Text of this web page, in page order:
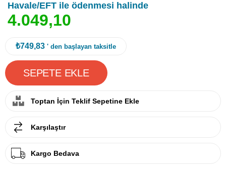
Havale/EFT ile ödenmesi halinde
4.049,10
₺749,83 ' den başlayan taksitle
Toptan İçin Teklif Sepetine Ekle
Karşılaştır
Kargo Bedava